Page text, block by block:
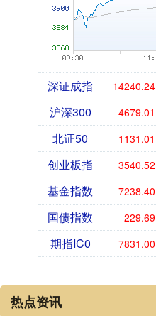
深证成指 14240.24
沪深300 4679.01
北证50 1131.01
创业板指 3540.52
基金指数 7238.40
国债指数 229.69
期指IC0 7831.00
热点资讯